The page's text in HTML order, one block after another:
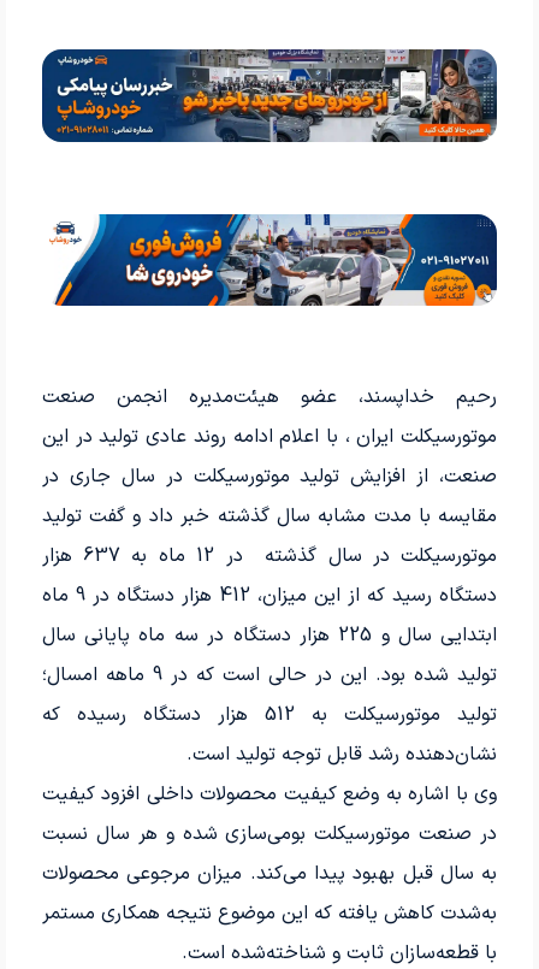
رحیم خداپسند، عضو هیئت‌مدیره انجمن صنعت
موتورسیکلت ایران ، با اعلام ادامه روند عادی تولید در این
صنعت، از افزایش تولید موتورسیکلت در سال جاری در
مقایسه با مدت مشابه سال گذشته خبر داد و گفت تولید
موتورسیکلت در سال گذشته در 12 ماه به 637 هزار
دستگاه رسید که از این میزان، 412 هزار دستگاه در 9 ماه
ابتدایی سال و 225 هزار دستگاه در سه ماه پایانی سال
تولید شده بود. این در حالی است که در 9 ماهه امسال؛
تولید موتورسیکلت به 512 هزار دستگاه رسیده که
نشان‌دهنده رشد قابل توجه تولید است.
وی با اشاره به وضع کیفیت محصولات داخلی افزود کیفیت
در صنعت موتورسیکلت بومی‌سازی شده و هر سال نسبت
به سال قبل بهبود پیدا می‌کند. میزان مرجوعی محصولات
به‌شدت کاهش یافته که این موضوع نتیجه همکاری مستمر
با قطعه‌سازان ثابت و شناخته‌شده است.